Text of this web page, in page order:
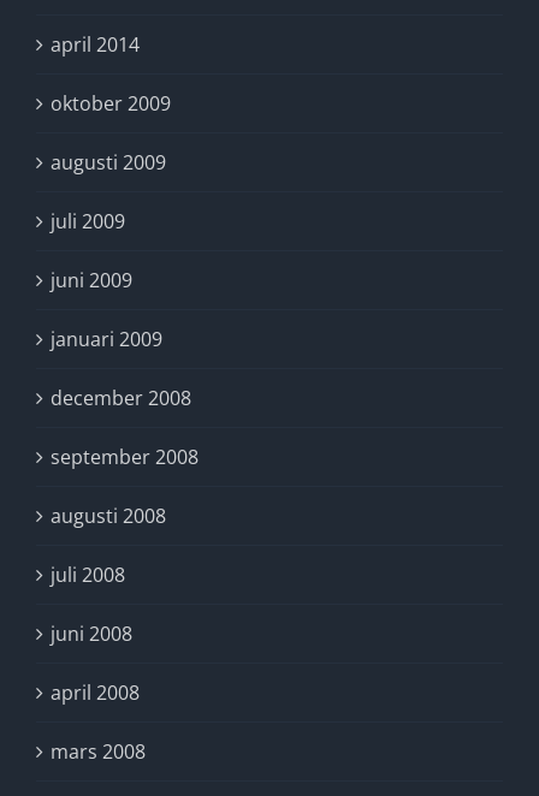
april 2014
oktober 2009
augusti 2009
juli 2009
juni 2009
januari 2009
december 2008
september 2008
augusti 2008
juli 2008
juni 2008
april 2008
mars 2008